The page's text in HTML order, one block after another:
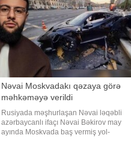
Nəvai Moskvadakı qəzaya görə
məhkəməyə verildi
Rusiyada məşhurlaşan Nəvai ləqəbli
azərbaycanlı ifaçı Nəvai Bəkirov may
ayında Moskvada baş vermiş yol-